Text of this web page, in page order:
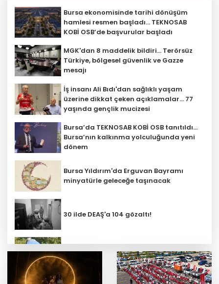
Bursa ekonomisinde tarihi dönüşüm
hamlesi resmen başladı... TEKNOSAB
KOBİ OSB’de başvurular başladı
MGK'dan 8 maddelik bildiri... Terörsüz
Türkiye, bölgesel güvenlik ve Gazze
mesajı
İş insanı Ali Bıdı'dan sağlıklı yaşam
üzerine dikkat çeken açıklamalar... 77
yaşında gençlik mucizesi
Bursa’da TEKNOSAB KOBİ OSB tanıtıldı...
Bursa’nın kalkınma yolculuğunda yeni
dönem
Bursa Yıldırım'da Erguvan Bayramı
minyatürle geleceğe taşınacak
30 ilde DEAŞ'a 104 gözaltı!
kamu alanına döküme 150 bin TL ceza
CHP, Menderes Belediye Başkanı İlkay